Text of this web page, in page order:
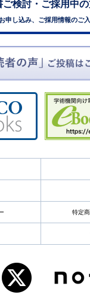
検討・ ご採用中
申し込み、ご採用情報のご
特定